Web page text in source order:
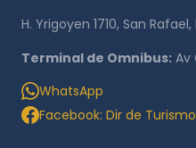
H. Yrigoyen 1710, San
Terminal de Omnibus: Av
WhatsApp
Facebook: Dir de Turismo